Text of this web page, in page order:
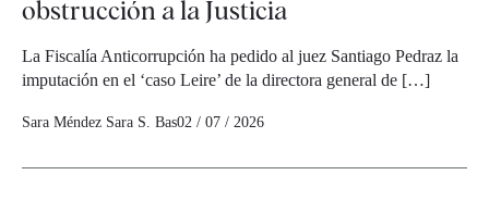
obstrucción a la Justicia
La Fiscalía Anticorrupción ha pedido al juez Santiago Pedraz la
imputación en el ‘caso Leire’ de la directora general de […]
Sara Méndez Sara S. Bas02 / 07 / 2026